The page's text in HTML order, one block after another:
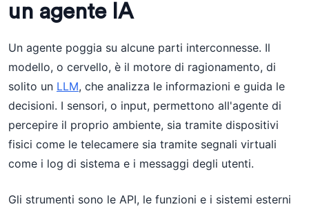
un agente IA
Un agente poggia su alcune parti interconnesse. Il
modello, o cervello, è il motore di ragionamento, di
solito un LLM, che analizza le informazioni e guida le
decisioni. I sensori, o input, permettono all'agente di
percepire il proprio ambiente, sia tramite dispositivi
fisici come le telecamere sia tramite segnali virtuali
come i log di sistema e i messaggi degli utenti.
Gli strumenti sono le API, le funzioni e i sistemi esterni